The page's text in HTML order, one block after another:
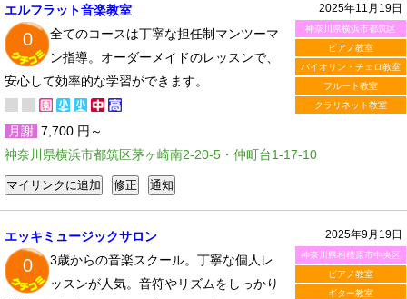
2025年11月19日
神奈川県横浜市都筑区
ピアノ教室
バイオリン・チェロ教室
フルート教室
クラリネット教室
エルフラット音楽教室
0
全てのコースは丁寧な担任制マンツーマ
ン指導。オーダーメイドのレッスンで、
安心して効率的な学習ができます。
月謝 7,700 円～
神奈川県横浜市都筑区茅ヶ崎南2-20-5・仲町台1-17-10
2025年9月19日
神奈川県相模原市中央区
ピアノ教室
ギター教室
エッキミュージックサロン
0
3歳からの音楽スクール。丁寧な個人レ
ッスンが人気。音符やリズムをしっかり